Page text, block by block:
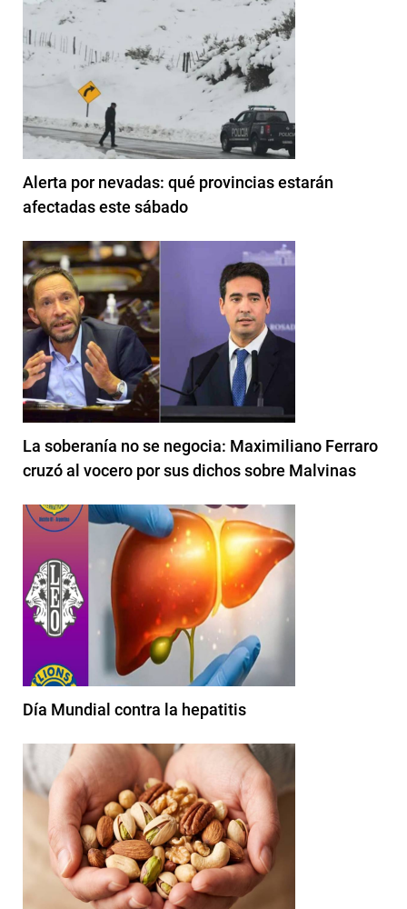
Alerta por nevadas: qué provincias estarán
afectadas este sábado
La soberanía no se negocia: Maximiliano Ferraro
cruzó al vocero por sus dichos sobre Malvinas
Día Mundial contra la hepatitis